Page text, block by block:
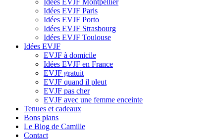
Idées EVJF Montpellier
Idées EVJF Paris
Idées EVJF Porto
Idées EVJF Strasbourg
Idées EVJF Toulouse
Idées EVJF
EVJF à domicile
Idées EVJF en France
EVJF gratuit
EVJF quand il pleut
EVJF pas cher
EVJF avec une femme enceinte
Tenues et cadeaux
Bons plans
Le Blog de Camille
Contact